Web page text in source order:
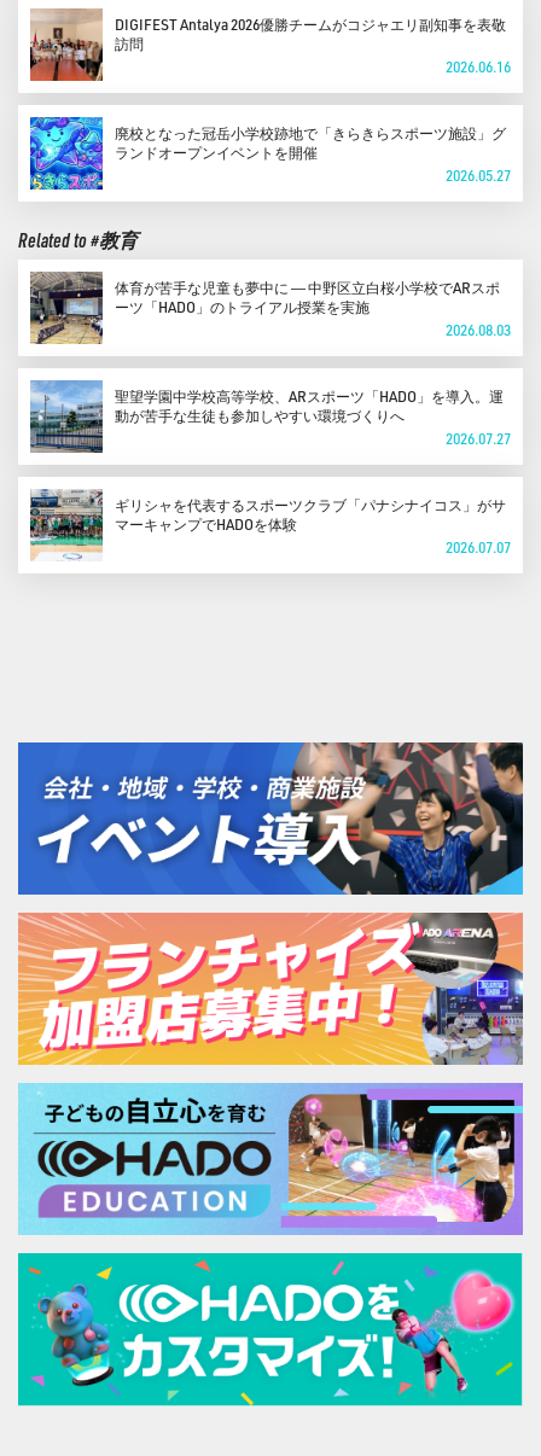
DIGIFEST Antalya 2026優勝チームがコジャエリ副知事を表敬
訪問
2026.06.16
廃校となった冠岳小学校跡地で「きらきらスポーツ施設」グ
ランドオープンイベントを開催
2026.05.27
Related to #教育
体育が苦手な児童も夢中に ― 中野区立白桜小学校でARスポ
ーツ「HADO」のトライアル授業を実施
2026.08.03
聖望学園中学校高等学校、ARスポーツ「HADO」を導入。運
動が苦手な生徒も参加しやすい環境づくりへ
2026.07.27
ギリシャを代表するスポーツクラブ「パナシナイコス」がサ
マーキャンプでHADOを体験
2026.07.07